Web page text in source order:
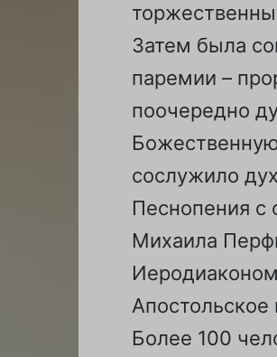
Затем была
паремии –
поочередно
сослужило
Песнопения с
Михаила
Апостольское
Более 100